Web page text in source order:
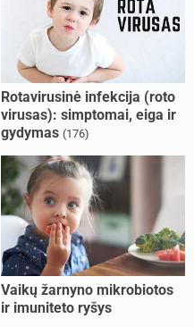
Rotavirusinė infekcija (roto
virusas): simptomai, eiga ir
gydymas (176)
Vaikų žarnyno mikrobiotos
ir imuniteto ryšys